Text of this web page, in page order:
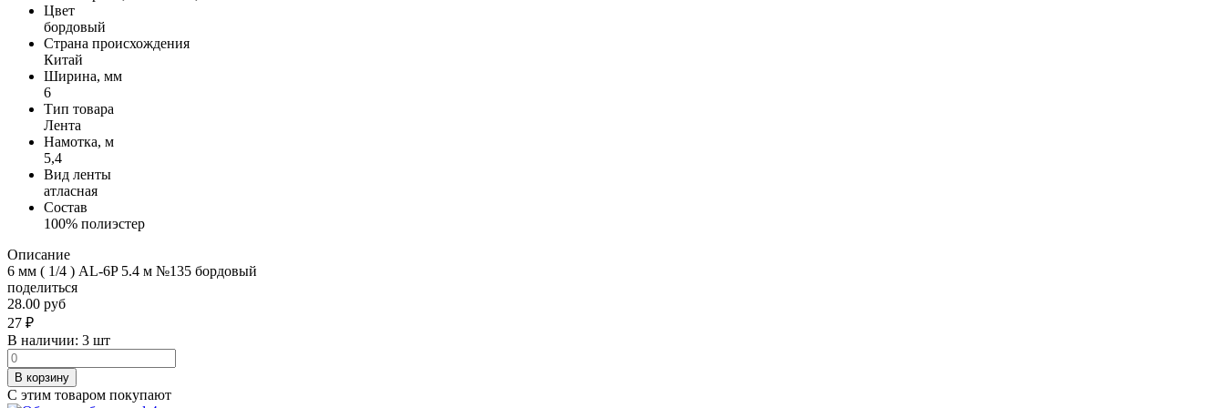
Цвет
бордовый
Страна происхождения
Китай
Ширина, мм
6
Тип товара
Лента
Намотка, м
5,4
Вид ленты
атласная
Состав
100% полиэстер
Описание
6 мм ( 1/4 ) AL-6P 5.4 м №135 бордовый
поделиться
28.00 руб
27 ₽
В наличии: 3 шт
В корзину
С этим товаром покупают